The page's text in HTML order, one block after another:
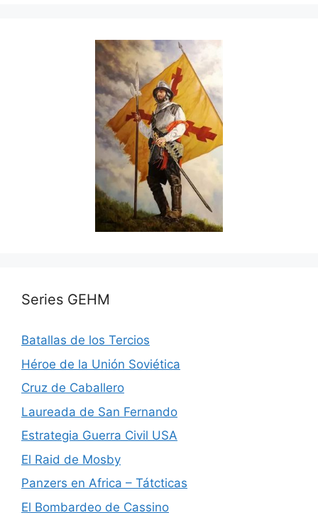
Series GEHM
Batallas de los Tercios
Héroe de la Unión Soviética
Cruz de Caballero
Laureada de San Fernando
Estrategia Guerra Civil USA
El Raid de Mosby
Panzers en Africa – Tátcticas
El Bombardeo de Cassino